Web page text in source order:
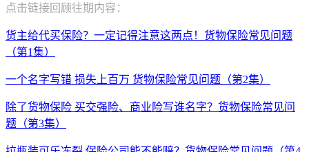
点击链接回顾往期内容：
货主给代买保险？一定记得注意这两点！货物保险常见问题
（第1集）
一个名字写错 损失上百万 货物保险常见问题（第2集）
除了货物保险 买交强险、商业险写谁名字？货物保险常见问
题（第3集）